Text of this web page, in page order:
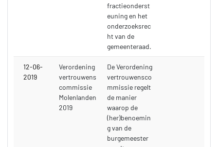
fractieonderst
euning en het
onderzoeksrec
ht van de
gemeenteraad.
12-06-
2019
Verordening
vertrouwens
commissie
Molenlanden
2019
De Verordening
vertrouwensco
mmissie regelt
de manier
waarop de
(her)benoemin
g van de
burgemeester